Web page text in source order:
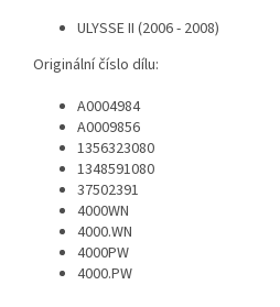
ULYSSE II (2006 - 2008)
Originální číslo dílu:
A0004984
A0009856
1356323080
1348591080
37502391
4000WN
4000.WN
4000PW
4000.PW